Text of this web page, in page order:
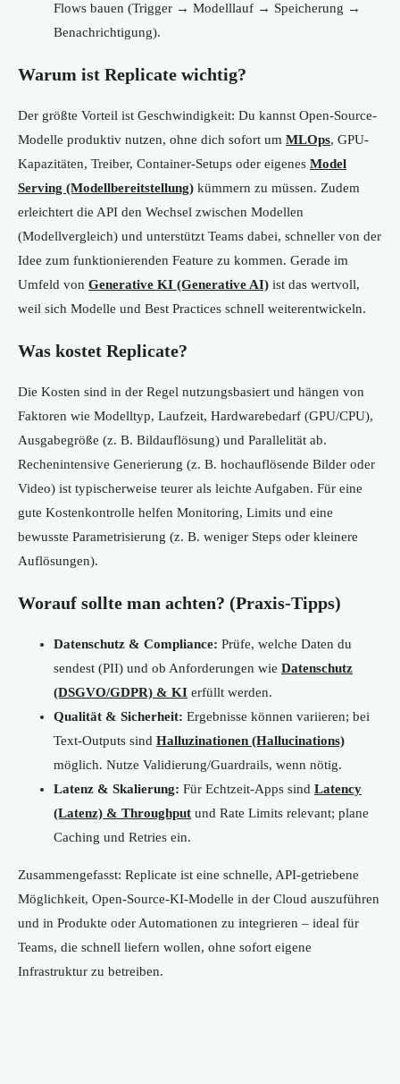
Flows bauen (Trigger → Modelllauf → Speicherung →
Benachrichtigung).
Warum ist Replicate wichtig?
Der größte Vorteil ist Geschwindigkeit: Du kannst Open-Source-
Modelle produktiv nutzen, ohne dich sofort um MLOps, GPU-
Kapazitäten, Treiber, Container-Setups oder eigenes Model
Serving (Modellbereitstellung) kümmern zu müssen. Zudem
erleichtert die API den Wechsel zwischen Modellen
(Modellvergleich) und unterstützt Teams dabei, schneller von der
Idee zum funktionierenden Feature zu kommen. Gerade im
Umfeld von Generative KI (Generative AI) ist das wertvoll,
weil sich Modelle und Best Practices schnell weiterentwickeln.
Was kostet Replicate?
Die Kosten sind in der Regel nutzungsbasiert und hängen von
Faktoren wie Modelltyp, Laufzeit, Hardwarebedarf (GPU/CPU),
Ausgabegröße (z. B. Bildauflösung) und Parallelität ab.
Rechenintensive Generierung (z. B. hochauflösende Bilder oder
Video) ist typischerweise teurer als leichte Aufgaben. Für eine
gute Kostenkontrolle helfen Monitoring, Limits und eine
bewusste Parametrisierung (z. B. weniger Steps oder kleinere
Auflösungen).
Worauf sollte man achten? (Praxis-Tipps)
Datenschutz & Compliance: Prüfe, welche Daten du
sendest (PII) und ob Anforderungen wie Datenschutz
(DSGVO/GDPR) & KI erfüllt werden.
Qualität & Sicherheit: Ergebnisse können variieren; bei
Text-Outputs sind Halluzinationen (Hallucinations)
möglich. Nutze Validierung/Guardrails, wenn nötig.
Latenz & Skalierung: Für Echtzeit-Apps sind Latency
(Latenz) & Throughput und Rate Limits relevant; plane
Caching und Retries ein.
Zusammengefasst: Replicate ist eine schnelle, API-getriebene
Möglichkeit, Open-Source-KI-Modelle in der Cloud auszuführen
und in Produkte oder Automationen zu integrieren – ideal für
Teams, die schnell liefern wollen, ohne sofort eigene
Infrastruktur zu betreiben.